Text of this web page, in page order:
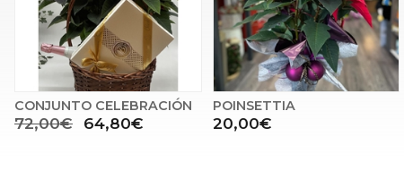
CONJUNTO CELEBRACIÓN
72,00€ 64,80€
POINSETTIA
20,00€